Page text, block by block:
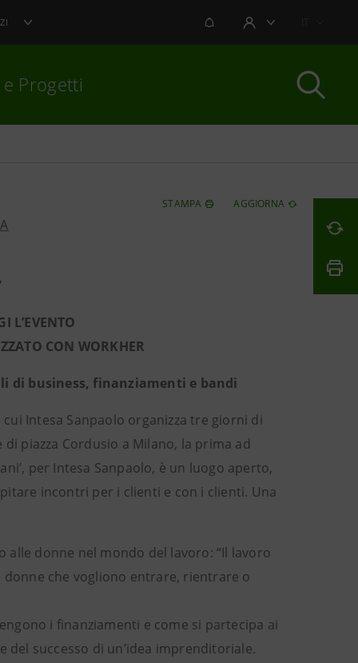
NOTIFICHEAREA UTENTE
e Progetti
STAMPA AGGIORNA
L’EVENTO
CON WORKHER
di business, finanziamenti e bandi
cui Intesa Sanpaolo organizza tre giorni di
piazza Cordusio a Milano, la prima ad
per Intesa Sanpaolo, è un luogo aperto,
incontri per i clienti e con i clienti. Una
alle donne nel mondo del lavoro: “Il lavoro
che vogliono entrare, rientrare o
i finanziamenti e come si partecipa ai
del successo di un’idea imprenditoriale.